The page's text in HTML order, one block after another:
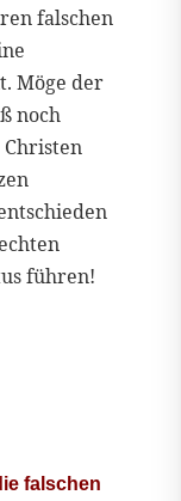
falschen
Möge der
noch
führen!
falschen